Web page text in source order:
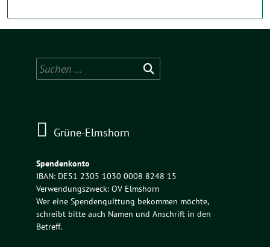
Suchen
nach:
Grüne-Elmshorn
Spendenkonto
IBAN: DE51 2305 1030 0008 8248 15
Verwendungszweck: OV Elmshorn
Wer eine Spendenquittung bekommen möchte,
schreibt bitte auch Namen und Anschrift in den
Betreff.